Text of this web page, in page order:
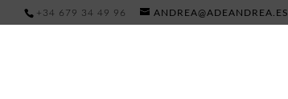
+34 679 34 49 96 ANDREA@ADEANDREA.ES